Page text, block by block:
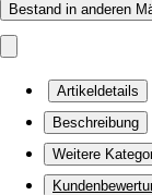
Bestand in anderen
Artikeldetails
Beschreibung
Weitere